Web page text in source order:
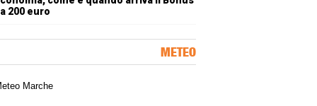
200 euro
METEO
meteorologica delle Marche